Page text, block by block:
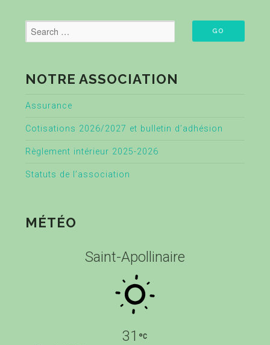
NOTRE ASSOCIATION
Assurance
Cotisations 2026/2027 et bulletin d’adhésion
Règlement intérieur 2025-2026
Statuts de l’association
MÉTÉO
Saint-Apollinaire
31